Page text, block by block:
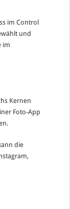
im Control
und
im
Kernen
Foto-App
die